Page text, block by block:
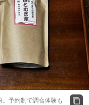
予約制で調合体験も